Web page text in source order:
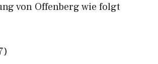
von Offenberg wie folgt